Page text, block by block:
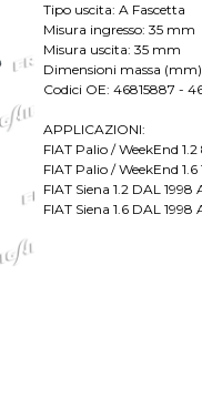
Tipo uscita: A Fascetta
Misura ingresso: 35 mm
Misura uscita: 35 mm
Dimensioni massa
Codici OE: 46815887 -
APPLICAZIONI:
FIAT Palio / WeekEnd
FIAT Palio / WeekEnd
FIAT Siena 1.2 DAL
FIAT Siena 1.6 DAL